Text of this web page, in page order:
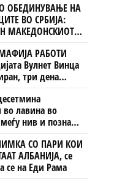
ОБЕДИНУВАЊЕ НА
ВО СРБИЈА:
МАКЕДОНСКИОТ
СОЈУЗ
Вулнет Винца
три дена
врати пасошот
Марковски
во лавина во
нив и познат
СО ПАРИ КОИ
АЛБАНИЈА, се
се на Еди Рама